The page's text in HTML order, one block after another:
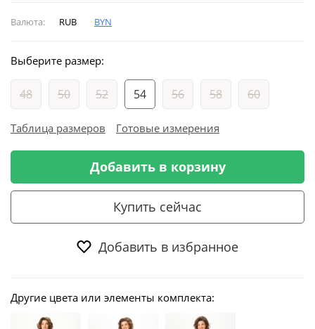
Валюта: RUB BYN
Выберите размер:
48 50 52 54 56 58 60
Таблица размеров Готовые измерения
Добавить в корзину
Купить сейчас
Добавить в избранное
Другие цвета или элементы комплекта: